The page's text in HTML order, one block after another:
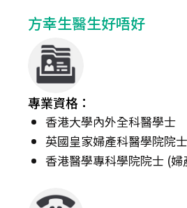
方幸生醫生好唔好
專業資格：
香港大學內外全科醫學士
英國皇家婦產科醫學院院士
香港醫學專科學院院士 (婦